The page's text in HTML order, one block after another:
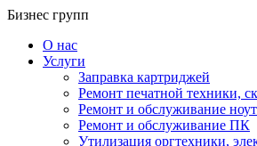
Перейти
содержанию
Бизнес групп
О нас
Услуги
Заправка картриджей
Ремонт печатной техники,
Ремонт и обслуживание
Ремонт и обслуживание ПК
Утилизация оргтехники,